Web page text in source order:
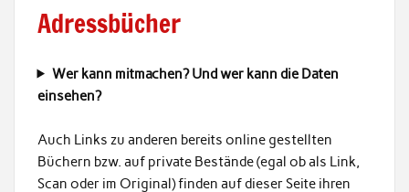
Adressbücher
Wer kann mitmachen? Und wer kann die Daten
einsehen?
Auch Links zu anderen bereits online gestellten
Büchern bzw. auf private Bestände (egal ob als Link,
Scan oder im Original) finden auf dieser Seite ihren